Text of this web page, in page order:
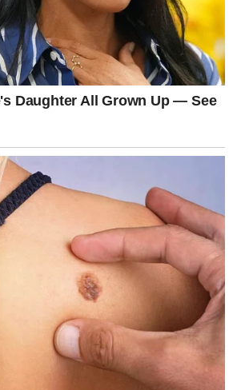
crnu čokoladu i pomiješajte sa vrućom
glatka.
čokolade i kakao praha u smjesu
se potpuno ne sjedini i ne ujednači.
ravnomjerno premažite glazuru po vrhu.
ukrasiti čokoladnim strugotinama, voćem
po želji.
čokoladnoj torti! Ovaj brz i
je za svaku priliku, bilo da se radi
želji za nečim slatkim i čokoladnim.